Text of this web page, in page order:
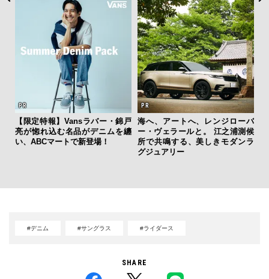
【限定特報】Vansラバー・錦戸
亮が惚れ込む名品がデニムを纏
い、ABCマートで新登場！
海へ、アートへ、レンジローバ
ー・ヴェラールと。 江之浦測候
所で共鳴する、美しきモダンラ
グジュアリー
#デニム #サングラス #ライダース
SHARE